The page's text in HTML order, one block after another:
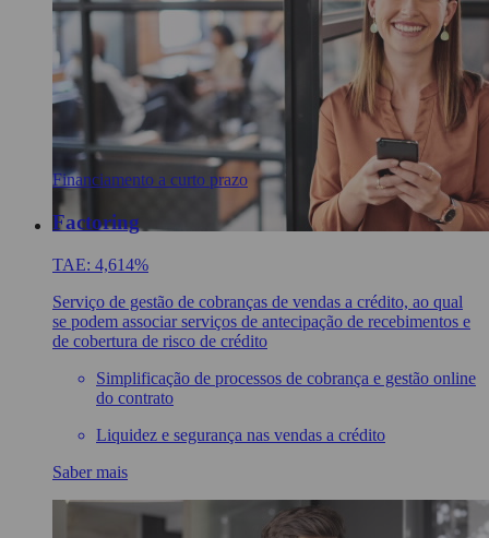
Financiamento a curto prazo
Factoring
TAE: 4,614%
Serviço de gestão de cobranças de vendas a crédito, ao qual
se podem associar serviços de antecipação de recebimentos e
de cobertura de risco de crédito
Simplificação de processos de cobrança e gestão online
do contrato
Liquidez e segurança nas vendas a crédito
Saber mais